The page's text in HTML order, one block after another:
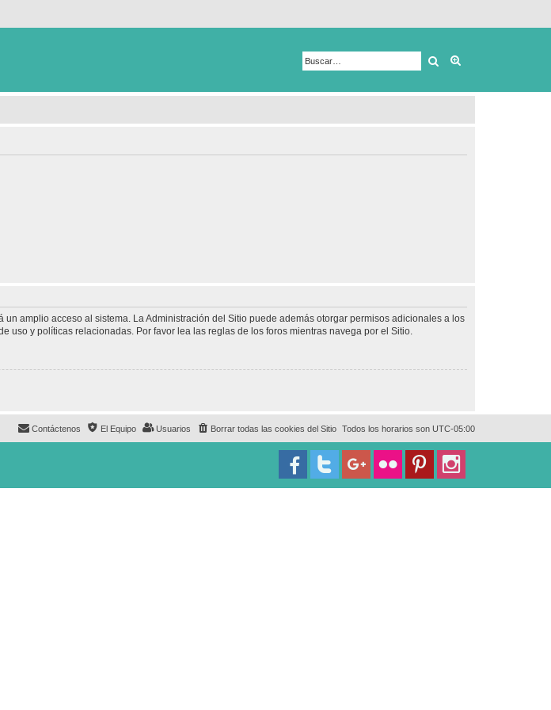
Buscar
amplio acceso al sistema. La Administración del Sitio puede además otorgar permisos adicionales a los
y políticas relacionadas. Por favor lea las reglas de los foros mientras navega por el Sitio.
Todos los horarios son UTC-05:00
Borrar todas las cookies del Sitio
Usuarios
El Equipo
Contáctenos